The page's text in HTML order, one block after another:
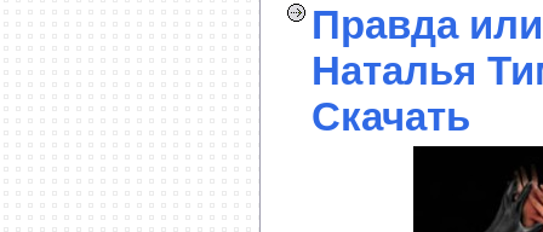
Правда
Наталья
Скачать